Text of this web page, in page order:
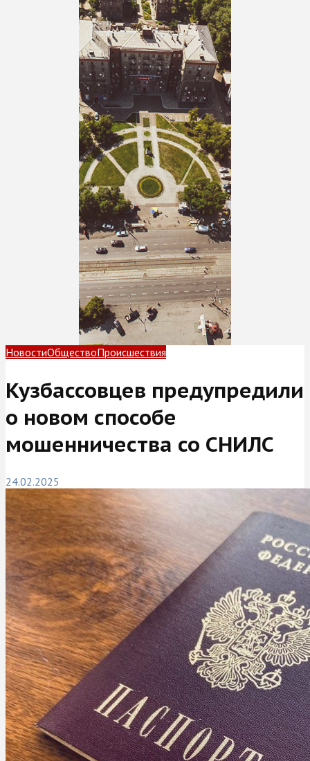
НовостиОбществоПроисшествия
Кузбассовцев предупредили
о новом способе
мошенничества со СНИЛС
24.02.2025